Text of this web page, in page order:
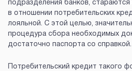
подразделения банков,
в отношении потребительских
лояльной. С этой целью,
процедура сбора необходимых
достаточно паспорта со справкой.
Потребительский кредит такого